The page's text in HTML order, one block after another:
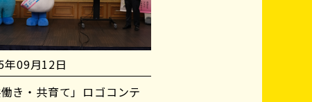
年09月12日
働き・共育て」ロゴコンテ